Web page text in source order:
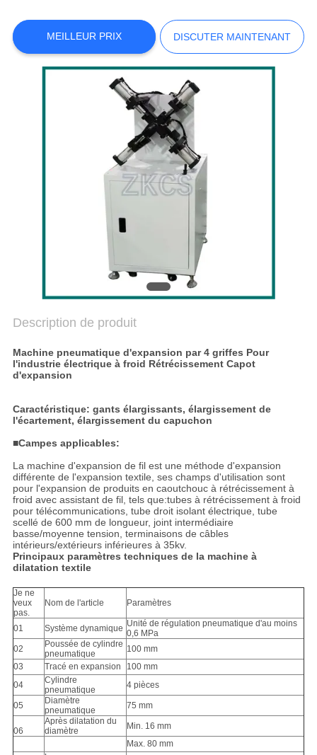
CONDITIONS
DE
PAIEMENT
CONTACTEZ-
NOUVELLES
PLAN
DU
SITE
POLITIQUE
DE
CONFIDENTIALITÉ
MEILLEUR PRIX DISCUTER MAINTENANT
Description de produit
Machine pneumatique d'expansion par 4 griffes Pour
l'industrie électrique à froid Rétrécissement Capot
d'expansion
Caractéristique: gants élargissants, élargissement de
l'écartement, élargissement du capuchon
■Campes applicables:
La machine d'expansion de fil est une méthode d'expansion
différente de l'expansion textile, ses champs d'utilisation sont
pour l'expansion de produits en caoutchouc à rétrécissement à
froid avec assistant de fil, tels que:tubes à rétrécissement à froid
pour télécommunications, tube droit isolant électrique, tube
scellé de 600 mm de longueur, joint intermédiaire
basse/moyenne tension, terminaisons de câbles
intérieurs/extérieurs inférieures à 35kv.
Principaux paramètres techniques de la machine à
dilatation textile
Je ne
veux
pas.
Nom de l'article Paramètres
01 Système dynamique Unité de régulation pneumatique d'au moins
0,6 MPa
02
Poussée de cylindre
pneumatique
100 mm
03
Tracé en expansion
100 mm
04
Cylindre
pneumatique
4 pièces
05
Diamètre
pneumatique
75 mm
06
Après dilatation du
diamètre
Min. 16 mm
Max. 80 mm